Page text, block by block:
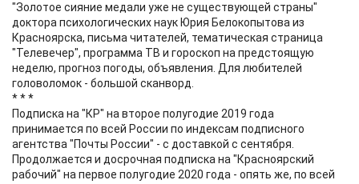
"Золотое сияние медали уже не существующей страны"
доктора психологических наук Юрия Белокопытова из
Красноярска, письма читателей, тематическая страница
"Телевечер", программа ТВ и гороскоп на предстоящую
неделю, прогноз погоды, объявления. Для любителей
головоломок - большой сканворд.
* * *
Подписка на "КР" на второе полугодие 2019 года
принимается по всей России по индексам подписного
агентства "Почты России" - с доставкой с сентября.
Продолжается и досрочная подписка на "Красноярский
рабочий" на первое полугодие 2020 года - опять же, по всей